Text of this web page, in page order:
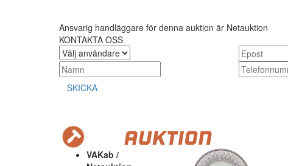
Ansvarig handläggare för denna auktion är Netauktion
KONTAKTA OSS
SKICKA
VAKab /